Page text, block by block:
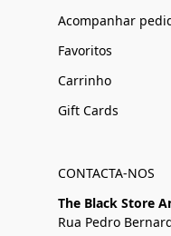
Acompanhar
Favoritos
Carrinho
Gift Cards
CONTACTA-NOS
The Black Store
Rua Pedro